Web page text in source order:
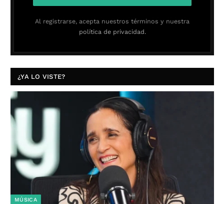
Al registrarse, acepta nuestros términos y nuestra
política de privacidad.
¿YA LO VISTE?
MÚSICA